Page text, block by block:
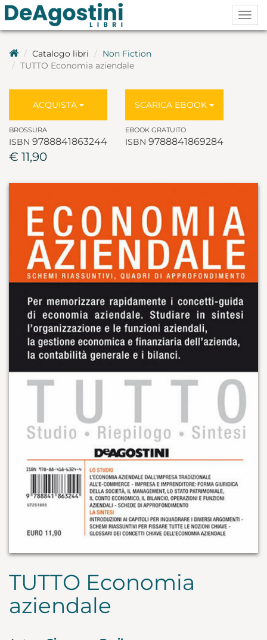
Catalogo libri
Non Fiction
TUTTO Economia aziendale
ACQUISTA
BROSSURA
ISBN 9788841863244
€ 11,90
SCARICA EBOOK
EBOOK GRATUITO
ISBN 9788841869284
TUTTO Economia
aziendale